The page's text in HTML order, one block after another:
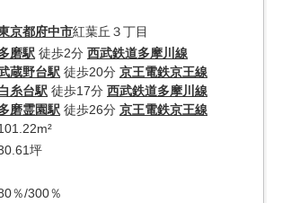
京都府中市紅葉丘３丁目
磨駅 徒歩2分 西武鉄道多摩川線
蔵野台駅 徒歩20分 京王電鉄京王線
糸台駅 徒歩17分 西武鉄道多摩川線
磨霊園駅 徒歩26分 京王電鉄京王線
坪
％/300％